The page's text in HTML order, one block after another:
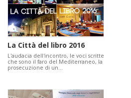
La Città del libro 2016
L'audacia dell'incontro, le voci scritte
che sono il faro del Mediterraneo, la
prosecuzione di un…